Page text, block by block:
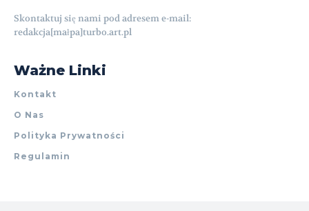
Skontaktuj się nami pod adresem e-mail:
redakcja[małpa]turbo.art.pl
Ważne Linki
Kontakt
O Nas
Polityka Prywatności
Regulamin